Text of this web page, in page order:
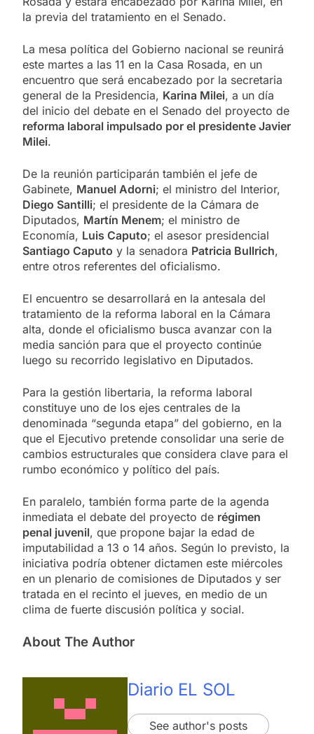
la previa del tratamiento en el Senado.
La mesa política del Gobierno nacional se reunirá
este martes a las 11 en la Casa Rosada, en un
encuentro que será encabezado por la secretaria
general de la Presidencia, Karina Milei, a un día
del inicio del debate en el Senado del proyecto de
reforma laboral impulsado por el presidente Javier
Milei.
De la reunión participarán también el jefe de
Gabinete, Manuel Adorni; el ministro del Interior,
Diego Santilli; el presidente de la Cámara de
Diputados, Martín Menem; el ministro de
Economía, Luis Caputo; el asesor presidencial
Santiago Caputo y la senadora Patricia Bullrich,
entre otros referentes del oficialismo.
El encuentro se desarrollará en la antesala del
tratamiento de la reforma laboral en la Cámara
alta, donde el oficialismo busca avanzar con la
media sanción para que el proyecto continúe
luego su recorrido legislativo en Diputados.
Para la gestión libertaria, la reforma laboral
constituye uno de los ejes centrales de la
denominada “segunda etapa” del gobierno, en la
que el Ejecutivo pretende consolidar una serie de
cambios estructurales que considera clave para el
rumbo económico y político del país.
En paralelo, también forma parte de la agenda
inmediata el debate del proyecto de régimen
penal juvenil, que propone bajar la edad de
imputabilidad a 13 o 14 años. Según lo previsto, la
iniciativa podría obtener dictamen este miércoles
en un plenario de comisiones de Diputados y ser
tratada en el recinto el jueves, en medio de un
clima de fuerte discusión política y social.
About The Author
Diario EL SOL
See author's posts